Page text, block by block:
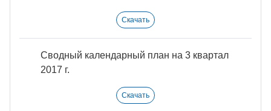
Скачать
Сводный календарный план на 3 квартал
2017 г.
Скачать